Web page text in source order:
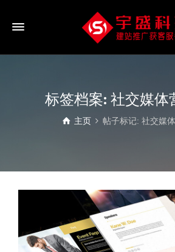
标签档案: 社交媒体
主页 帖子标记: 社交媒